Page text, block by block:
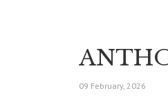
09 February, 2026